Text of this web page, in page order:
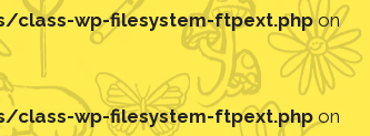
wp-filesystem-ftpext.phpon
wp-filesystem-ftpext.phpon